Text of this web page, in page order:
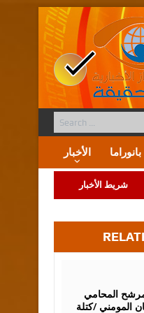
الأخبار بانوراما
شريط الأخبار
المحامي
المومني /كتلة